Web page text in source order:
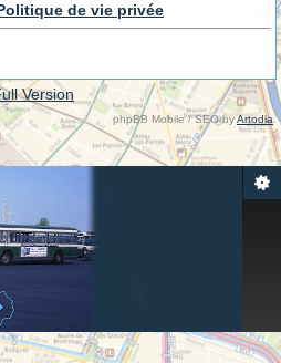
de vie privée
Version
phpBB Mobile / SEO byArtodia .